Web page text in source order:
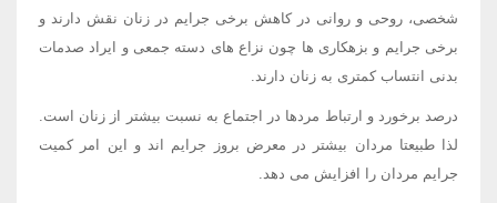
شخصی، روحی و روانی در کاهش برخی جرایم در زنان نقش دارند و
برخی جرایم و بزهکاری ها چون نزاع های دسته جمعی و ایراد صدمات
بدنی انتساب کمتری به زنان دارند.
درصد برخورد و ارتباط مردها در اجتماع به نسبت بیشتر از زنان است.
لذا طبیعتا مردان بیشتر در معرض بروز جرایم اند و این امر کمیت
جرایم مردان را افزایش می دهد.